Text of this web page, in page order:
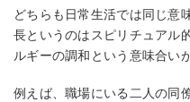
どちらも日常生活では同じ意
長というのはスピリチュアル
ルギーの調和という意味合い
例えば、職場にいる二人の同